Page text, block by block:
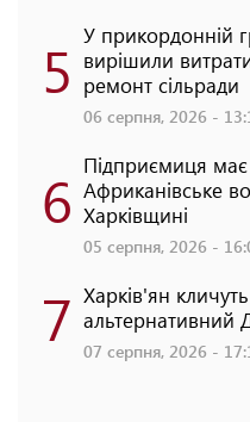
5 У прикордонній
вирішили
ремонт сільради
06 серпня, 2026 -
6 Підприємиця
Африканівське
Харківщині
05 серпня, 2026 -
7 Харків'ян
альтернативний
07 серпня, 2026 -